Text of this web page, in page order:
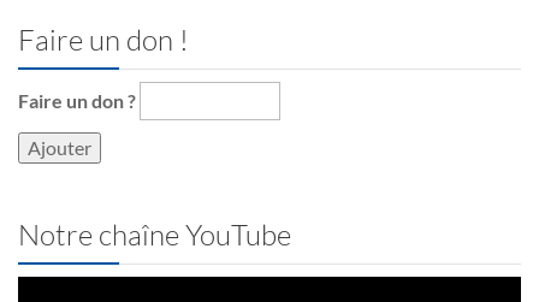
Faire un don !
Faire un don ?
Notre chaîne YouTube